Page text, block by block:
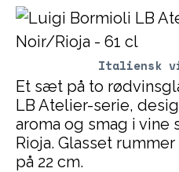
Italiensk
Et sæt på to
LB Atelier-serie,
aroma og smag i vine
Rioja. Glasset
på 22 cm.